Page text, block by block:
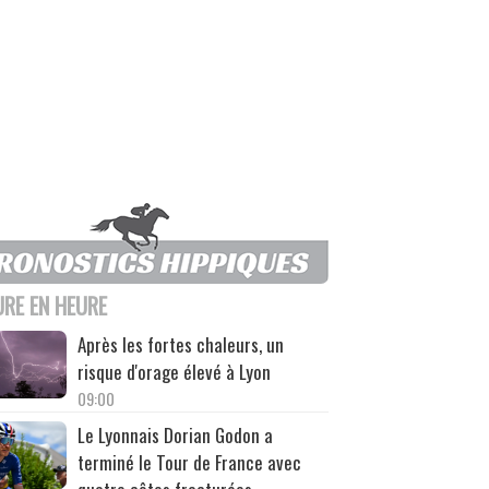
EN HEURE
Après les fortes chaleurs, un
risque d'orage élevé à Lyon
09:00
Le Lyonnais Dorian Godon a
terminé le Tour de France avec